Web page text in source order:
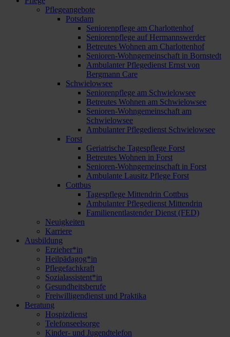
Pflegeangebote
Potsdam
Seniorenpflege am Charlottenhof
Seniorenpflege auf Hermannswerder
Betreutes Wohnen am Charlottenhof
Senioren-Wohngemeinschaft in Bornstedt
Ambulanter Pflegedienst Ernst von
Bergmann Care
Schwielowsee
Seniorenpflege am Schwielowsee
Betreutes Wohnen am Schwielowsee
Senioren-Wohngemeinschaft am
Schwielowsee
Ambulanter Pflegedienst Schwielowsee
Forst
Geriatrische Tagespflege Forst
Betreutes Wohnen in Forst
Senioren-Wohngemeinschaft in Forst
Ambulante Lausitz Pflege Forst
Cottbus
Tagespflege Mittendrin Cottbus
Ambulanter Pflegedienst Mittendrin
Familienentlastender Dienst (FED)
Neuigkeiten
Karriere
Ausbildung
Erzieher*in
Heilpädagog*in
Pflegefachkraft
Sozialassistent*in
Gesundheitsberufe
Freiwilligendienst und Praktika
Beratung
Hospizdienst
Telefonseelsorge
Kinder- und Jugendtelefon